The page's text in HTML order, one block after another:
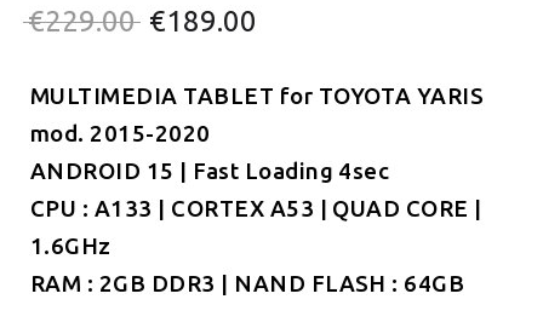
€229.00 Original
was:
€229.00.
€189.00
τιμή
€189.00.
MULTIMEDIA TABLET for TOYOTA YARIS
mod. 2015-2020
ANDROID 15 | Fast Loading 4sec
CPU : A133 | CORTEX A53 | QUAD CORE |
1.6GHz
RAM : 2GB DDR3 | NAND FLASH : 64GB